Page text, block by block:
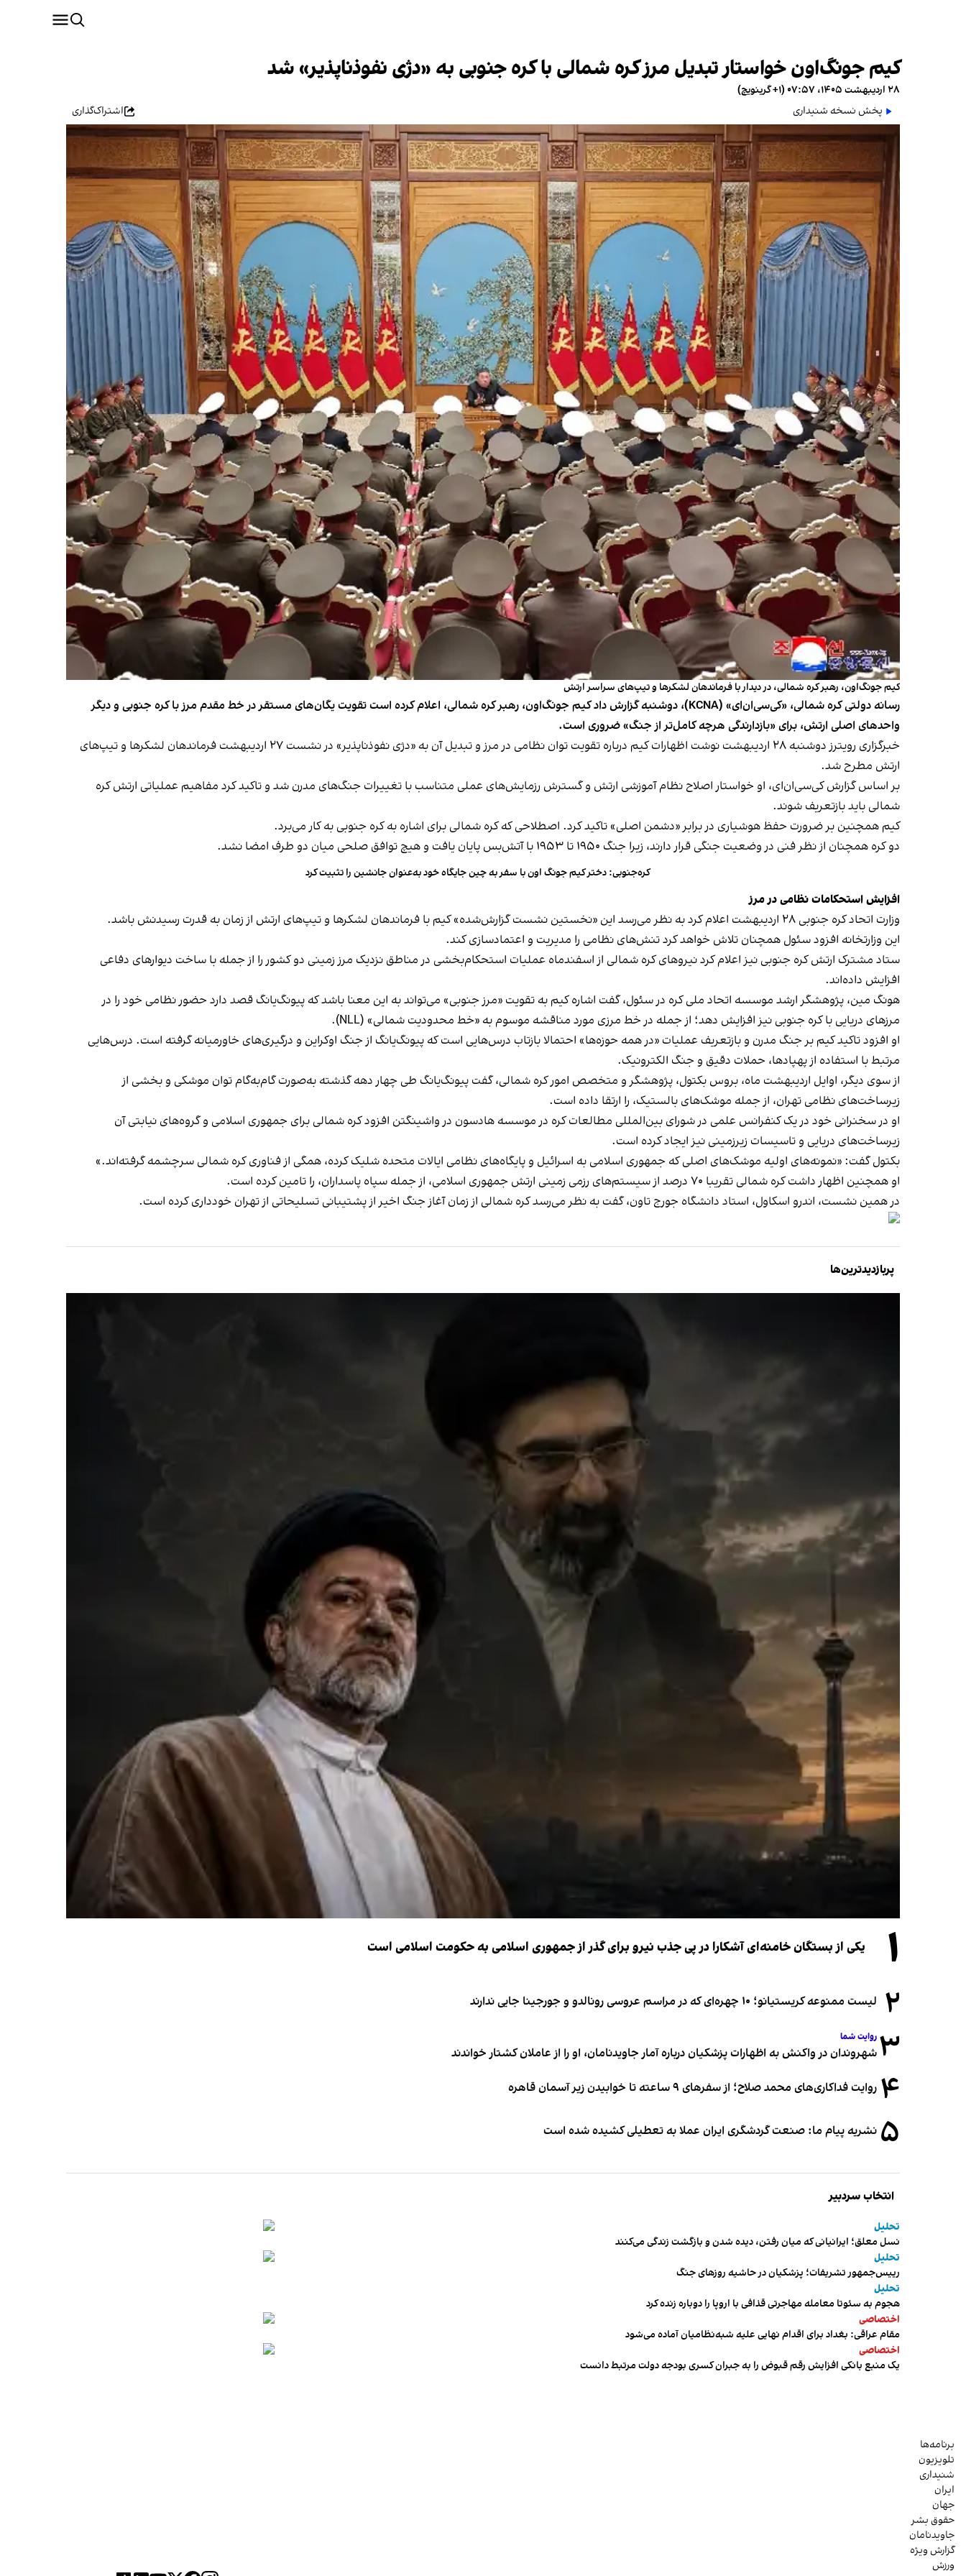
کیم جونگ‌اون خواستار تبدیل مرز کره شمالی با کره جنوبی به «دژی نفوذناپذیر» شد
۲۸ اردیبهشت ۱۴۰۵، ۰۷:۵۷ (‎+۱ گرینویچ)
پخش نسخه شنیداری
اشتراک‌گذاری
کیم جونگ‌اون، رهبر کره شمالی، در دیدار با فرماندهان لشکرها و تیپ‌های سراسر ارتش
رسانه دولتی کره شمالی، «کی‌سی‌ان‌ای» (KCNA)، دوشنبه گزارش داد کیم جونگ‌اون، رهبر کره شمالی، اعلام کرده است تقویت یگان‌های مستقر در خط مقدم مرز با کره جنوبی و دیگر
واحدهای اصلی ارتش، برای «بازدارندگی هرچه کامل‌تر از جنگ» ضروری است.
خبرگزاری رویترز دوشنبه ۲۸ اردیبهشت نوشت اظهارات کیم درباره تقویت توان نظامی در مرز و تبدیل آن به «دژی نفوذناپذیر» در نشست ۲۷ اردیبهشت فرماندهان لشکرها و تیپ‌های
ارتش مطرح شد.
بر اساس گزارش کی‌سی‌ان‌ای، او خواستار اصلاح نظام آموزشی ارتش و گسترش رزمایش‌های عملی متناسب با تغییرات جنگ‌های مدرن شد و تاکید کرد مفاهیم عملیاتی ارتش کره
شمالی باید بازتعریف شوند.
کیم همچنین بر ضرورت حفظ هوشیاری در برابر «دشمن اصلی» تاکید کرد. اصطلاحی که کره شمالی برای اشاره به کره جنوبی به کار می‌برد.
دو کره همچنان از نظر فنی در وضعیت جنگی قرار دارند، زیرا جنگ ۱۹۵۰ تا ۱۹۵۳ با آتش‌بس پایان یافت و هیچ توافق صلحی میان دو طرف امضا نشد.
کره‌جنوبی: دختر کیم جونگ اون با سفر به چین جایگاه خود به‌عنوان جانشین را تثبیت کرد
افزایش استحکامات نظامی در مرز
وزارت اتحاد کره جنوبی ۲۸ اردیبهشت اعلام کرد به نظر می‌رسد این «نخستین نشست گزارش‌شده» کیم با فرماندهان لشکرها و تیپ‌های ارتش از زمان به قدرت رسیدنش باشد.
این وزارتخانه افزود سئول همچنان تلاش خواهد کرد تنش‌های نظامی را مدیریت و اعتمادسازی کند.
ستاد مشترک ارتش کره جنوبی نیز اعلام کرد نیروهای کره شمالی از اسفندماه عملیات استحکام‌بخشی در مناطق نزدیک مرز زمینی دو کشور را از جمله با ساخت دیوارهای دفاعی
افزایش داده‌اند.
هونگ مین، پژوهشگر ارشد موسسه اتحاد ملی کره در سئول، گفت اشاره کیم به تقویت «مرز جنوبی» می‌تواند به این معنا باشد که پیونگ‌یانگ قصد دارد حضور نظامی خود را در
مرزهای دریایی با کره جنوبی نیز افزایش دهد؛ از جمله در خط مرزی مورد مناقشه موسوم به «خط محدودیت شمالی» (NLL).
او افزود تاکید کیم بر جنگ مدرن و بازتعریف عملیات «در همه حوزه‌ها» احتمالا بازتاب درس‌هایی است که پیونگ‌یانگ از جنگ اوکراین و درگیری‌های خاورمیانهگرفته است. درس‌هایی
مرتبط با استفاده از پهپادها، حملات دقیق و جنگ الکترونیک.
از سوی دیگر، اوایل اردیبهشت ماه، بروس بکتول، پژوهشگر و متخصص امور کره شمالی، گفت پیونگ‌یانگ طی چهار دهه گذشته به‌صورت گام‌به‌گام توان موشکی و بخشی از
زیرساخت‌های نظامی تهران، از جمله موشک‌های بالستیک، را ارتقا داده است.
او در سخنرانی خود در یک کنفرانس علمی در شورای بین‌المللی مطالعات کره در موسسه هادسون در واشینگتن افزود کره شمالی برای جمهوری اسلامی و گروه‌های نیابتی آن
زیرساخت‌های دریایی و تاسیسات زیرزمینی نیز ایجاد کرده است.
بکتول گفت: «نمونه‌های اولیه موشک‌های اصلی که جمهوری اسلامی به اسرائیل و پایگاه‌های نظامی ایالات متحده شلیک کرده، همگی از فناوری کره شمالی سرچشمه گرفته‌اند.»
او همچنین اظهار داشت کره شمالی تقریبا ۷۰ درصد از سیستم‌های رزمی زمینی ارتش جمهوری اسلامی، از جمله سپاه پاسداران، را تامین کرده است.
در همین نشست، اندرو اسکاول، استاد دانشگاه جورج تاون، گفت به نظر می‌رسد کره شمالی از زمان آغاز جنگ اخیر از پشتیبانی تسلیحاتی از تهران خودداری کرده است.
پربازدیدترین‌ها
۱ یکی از بستگان خامنه‌ای آشکارا در پی جذب نیرو برای گذر از جمهوری اسلامی به حکومت اسلامی است
۲ لیست ممنوعه کریستیانو؛ ۱۰ چهره‌ای که در مراسم عروسی رونالدو و جورجینا جایی ندارند
۳ روایت شما
شهروندان در واکنش به اظهارات پزشکیان درباره آمار جاویدنامان، او را از عاملان کشتار خواندند
۴ روایت فداکاری‌های محمد صلاح؛ از سفرهای ۹ ساعته تا خوابیدن زیر آسمان قاهره
۵ نشریه پیام ما: صنعت گردشگری ایران عملا به تعطیلی کشیده شده است
انتخاب سردبیر
تحلیل
نسل معلق؛ ایرانیانی که میان رفتن، دیده شدن و بازگشت زندگی می‌کنند
تحلیل
رییس‌جمهور تشریفات؛ پزشکیان در حاشیه روزهای جنگ
تحلیل
هجوم به سئوتا معامله مهاجرتی قذافی با اروپا را دوباره زنده کرد
اختصاصی
مقام عراقی: بغداد برای اقدام نهایی علیه شبه‌نظامیان آماده می‌شود
اختصاصی
یک منبع بانکی افزایش رقم قبوض را به جبران کسری بودجه دولت مرتبط دانست
برنامه‌ها
تلویزیون
شنیداری
ایران
جهان
حقوق بشر
جاویدنامان
گزارش ویژه
ورزش